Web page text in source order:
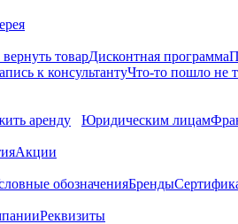
товарДисконтная программа
к консультантуЧто-то пошло не
аренду Юридическим лицам
Акции
обозначенияБренды
Реквизиты